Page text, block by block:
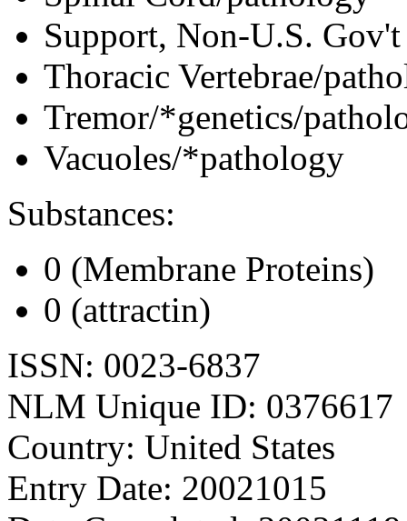
Support, Non-U.S. Gov't
Thoracic Vertebrae/
Tremor/*genetics/
Vacuoles/*pathology
Substances:
0 (Membrane Proteins)
0 (attractin)
ISSN: 0023-6837
NLM Unique ID: 0376617
Country: United States
Entry Date: 20021015